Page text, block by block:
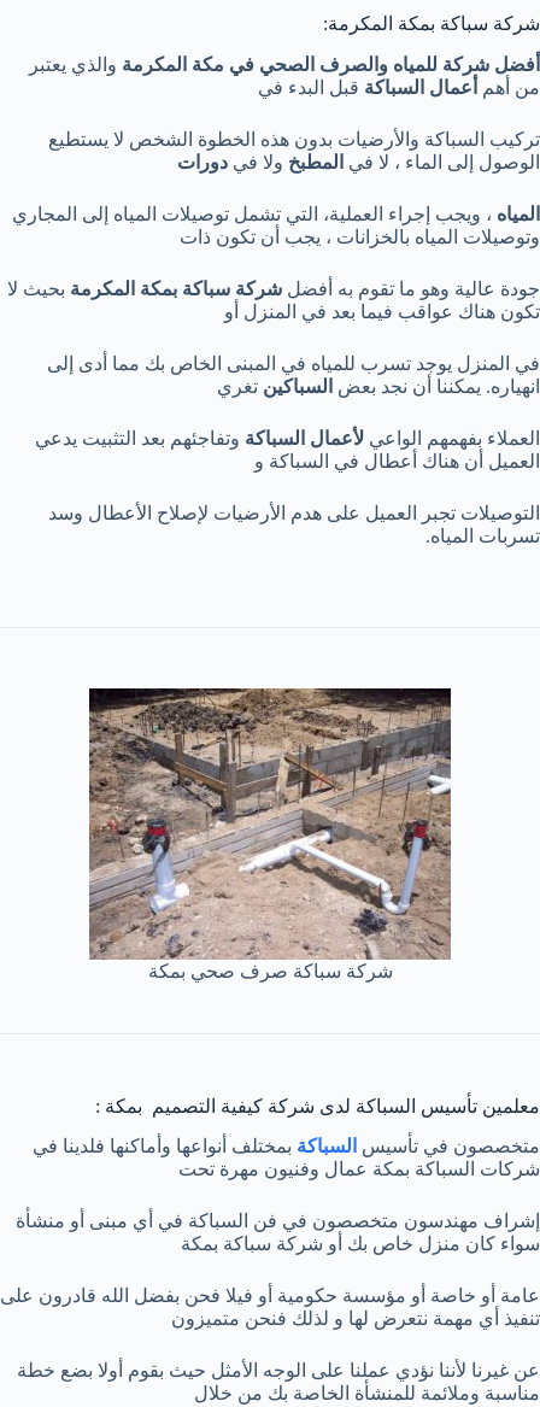
شركة سباكة بمكة المكرمة:
أفضل شركة للمياه والصرف الصحي في مكة المكرمة والذي يعتبر
من أهم
أعمال السباكة قبل البدء في
تركيب السباكة والأرضيات بدون هذه الخطوة الشخص لا يستطيع
الوصول إلى الماء ، لا في المطبخ ولا في دورات
المياه ، ويجب إجراء العملية، التي تشمل توصيلات المياه إلى المجاري
وتوصيلات المياه بالخزانات ، يجب أن تكون ذات
جودة عالية وهو ما تقوم به أفضل شركة سباكة بمكة المكرمة بحيث لا
تكون هناك عواقب فيما بعد في المنزل أو
في المنزل يوجد تسرب للمياه في المبنى الخاص بك مما أدى إلى
انهياره. يمكننا أن نجد بعض السباكين تغري
العملاء بفهمهم الواعي لأعمال السباكة وتفاجئهم بعد التثبيت يدعي
العميل أن هناك أعطال في السباكة و
التوصيلات تجبر العميل على هدم الأرضيات لإصلاح الأعطال وسد
تسربات المياه.
شركة سباكة صرف صحي بمكة
معلمين تأسيس السباكة لدى شركة كيفية التصميم بمكة :
متخصصون في تأسيس السباكة بمختلف أنواعها وأماكنها فلدينا في
شركات السباكة بمكة عمال وفنيون مهرة تحت
إشراف مهندسون متخصصون في فن السباكة في أي مبنى أو منشأة
سواء كان منزل خاص بك أو شركة سباكة بمكة
عامة أو خاصة أو مؤسسة حكومية أو فيلا فحن بفضل الله قادرون على
تنفيذ أي مهمة نتعرض لها و لذلك فنحن متميزون
عن غيرنا لأننا نؤدي عملنا على الوجه الأمثل حيث بقوم أولا بضع خطة
مناسبة وملائمة للمنشأة الخاصة بك من خلال